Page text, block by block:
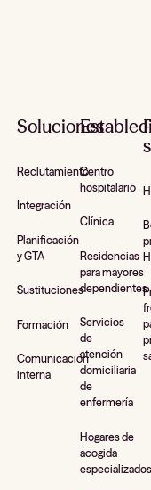
Soluciones
Reclutamiento
Integración
Planificación
y GTA
Sustituciones
Formación
Comunicación
interna
Centro
hospitalario
Clínica
Residencias
para mayores
dependientes
Servicios
de
atención
domiciliaria
de
enfermería
Hogares de
acogida
especializados